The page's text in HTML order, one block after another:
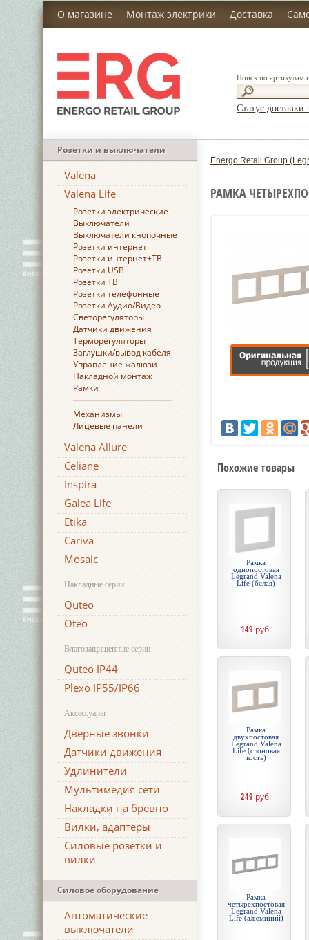
О магазине Монтаж электрики Доставка
Поиск по артикулам
Статус доставки
Розетки и выключатели
Valena
Valena Life
Розетки электрические
Выключатели
Выключатели кнопочные
Розетки интернет
Розетки интернет+ТВ
Розетки USB
Розетки ТВ
Розетки телефонные
Розетки Аудио/Видео
Светорегуляторы
Датчики движения
Терморегуляторы
Заглушки/вывод кабеля
Управление жалюзи
Накладной монтаж
Рамки
Механизмы
Лицевые панели
Valena Allure
Celiane
Inspira
Galea Life
Etika
Cariva
Mosaic
Накладные серии
Quteo
Oteo
Влагозащищенные серии
Quteo IP44
Plexo IP55/IP66
Аксессуары
Дверные звонки
Датчики движения
Удлинители
Мультимедия сети
Накладки на бревно
Вилки, адаптеры
Силовые розетки и
вилки
Силовое оборудование
Автоматические
выключатели
Energo Retail Group
РАМКА
Похожие товары
Рамка
однопостовая
Legrand Valena
Life (белая)
149 руб.
Рамка
двухпостовая
Legrand Valena
Life (слоновая
кость)
249 руб.
Рамка
четырехпостовая
Legrand Valena
Life (алюминий)